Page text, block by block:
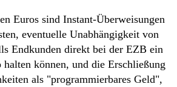
Euros sind Instant-Überweisungen
eventuelle Unabhängigkeit von
Endkunden direkt bei der EZB ein
können, und die Erschließung
als "programmierbares Geld",